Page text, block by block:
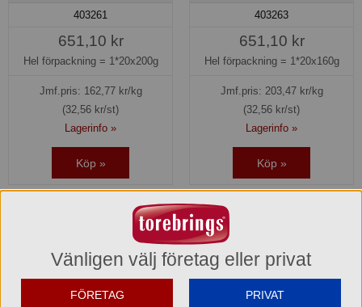
403261
651,10 kr
Hel förpackning = 1*20x200g
Jmf.pris: 162,77kr/kg
(32,56 kr/st)
Lagerinfo »
Köp »
403263
651,10 kr
Hel förpackning = 1*20x160g
Jmf.pris: 203,47kr/kg
(32,56 kr/st)
Lagerinfo »
Köp »
Vänligen välj företag eller privat
FÖRETAG PRIVAT